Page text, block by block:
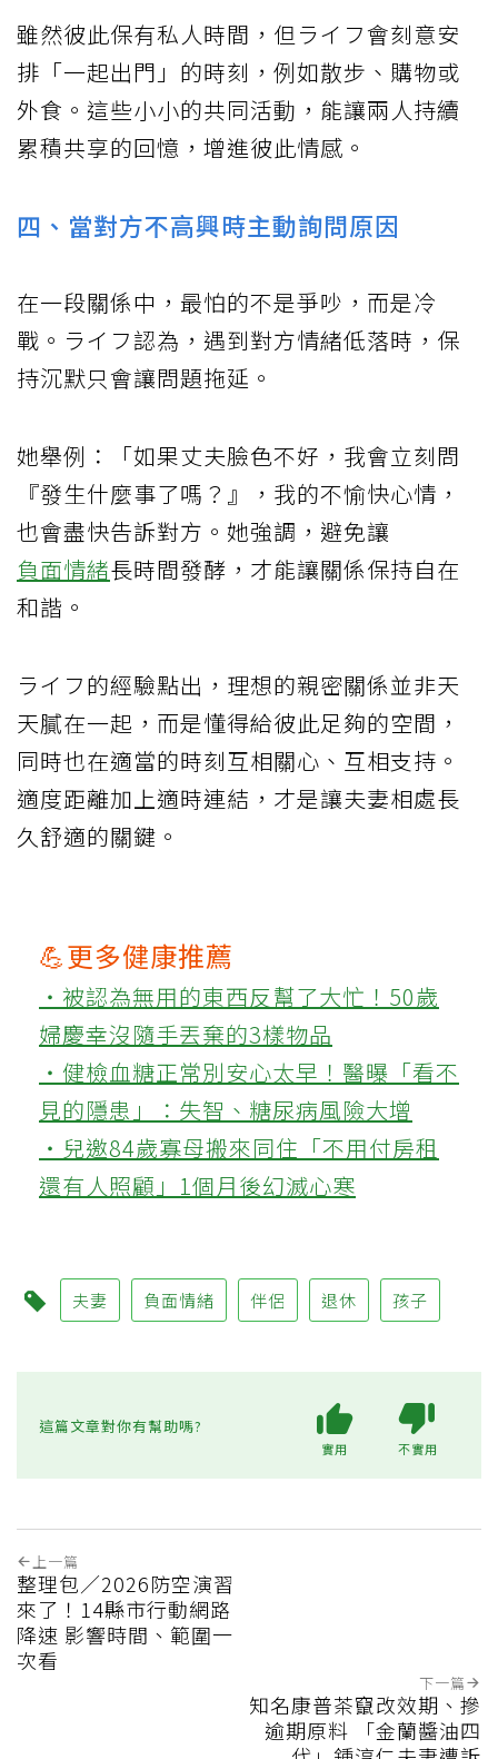
雖然彼此保有私人時間，但ライフ會刻意安
排「一起出門」的時刻，例如散步、購物或
外食。這些小小的共同活動，能讓兩人持續
累積共享的回憶，增進彼此情感。
四、當對方不高興時主動詢問原因
在一段關係中，最怕的不是爭吵，而是冷
戰。ライフ認為，遇到對方情緒低落時，保
持沉默只會讓問題拖延。
她舉例：「如果丈夫臉色不好，我會立刻問
『發生什麼事了嗎？』，我的不愉快心情，
也會盡快告訴對方。她強調，避免讓
負面情緒長時間發酵，才能讓關係保持自在
和諧。
ライフ的經驗點出，理想的親密關係並非天
天膩在一起，而是懂得給彼此足夠的空間，
同時也在適當的時刻互相關心、互相支持。
適度距離加上適時連結，才是讓夫妻相處長
久舒適的關鍵。
💪更多健康推薦
‧被認為無用的東西反幫了大忙！50歲
婦慶幸沒隨手丟棄的3樣物品
‧健檢血糖正常別安心太早！醫曝「看不
見的隱患」：失智、糖尿病風險大增
‧兒邀84歲寡母搬來同住「不用付房租
還有人照顧」1個月後幻滅心寒
夫妻 負面情緒 伴侶 退休 孩子
這篇文章對你有幫助嗎?
實用 不實用
上一篇
整理包／2026防空演習
來了！14縣市行動網路
降速 影響時間、範圍一
次看
下一篇
知名康普茶竄改效期、摻
逾期原料 「金蘭醬油四